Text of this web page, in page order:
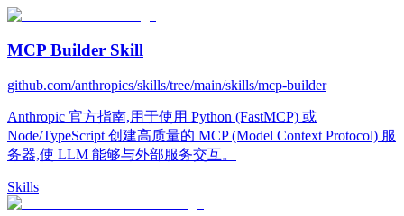
MCP Builder Skill
github.com/anthropics/skills/tree/main/skills/mcp-builder
Anthropic 官方指南,用于使用 Python (FastMCP) 或
Node/TypeScript 创建高质量的 MCP (Model Context Protocol) 服
务器,使 LLM 能够与外部服务交互。
Skills